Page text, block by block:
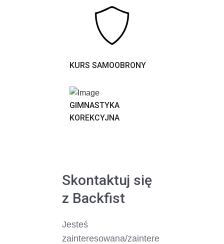
KURS SAMOOBRONY
GIMNASTYKA
KOREKCYJNA
Skontaktuj się
z Backfist
Jesteś
zainteresowana/zaintere